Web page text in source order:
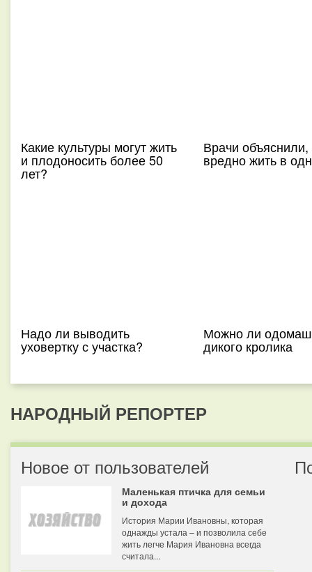
Какие культуры могут жить
и плодоносить более 50
лет?
Врачи
вредно жить в
Надо ли выводить
уховертку с участка?
Можно ли
дикого кролика
НАРОДНЫЙ РЕПОРТЕР
Новое от пользователей
Маленькая птичка для семьи
и дохода
История Марии Ивановны, которая
однажды устала – и позволила себе
жить легче Мария Ивановна всегда
считала...